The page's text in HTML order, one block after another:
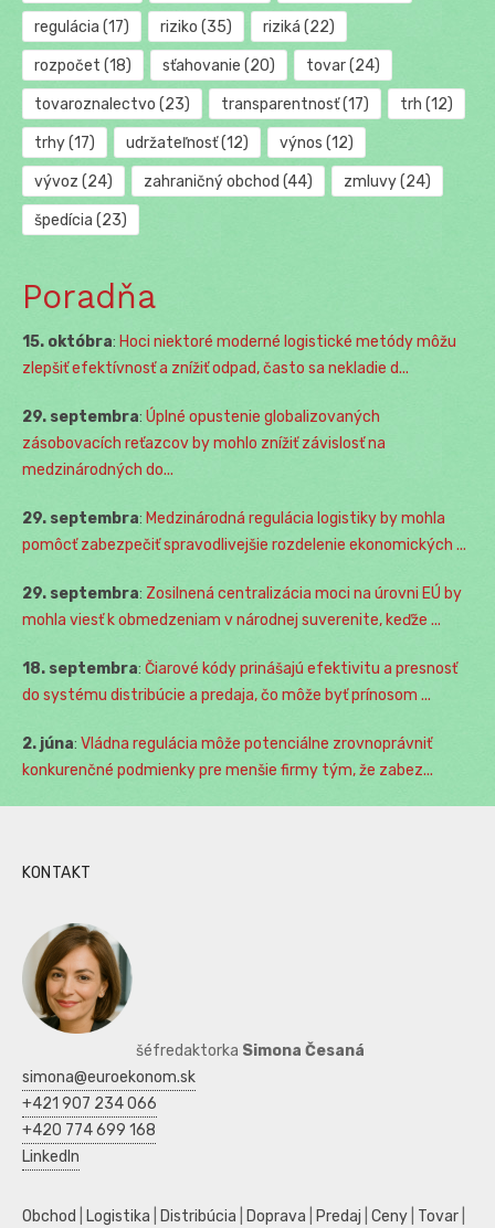
regulácia (17) riziko (35) riziká (22)
rozpočet (18) sťahovanie (20) tovar(24)
tovaroznalectvo (23) transparentnosť(17) trh (12)
trhy(17) udržateľnosť(12) výnos (12)
vývoz (24) zahraničný obchod (44) zmluvy(24)
špedícia (23)
Poradňa
15. októbra: Hoci niektoré moderné logistické metódy môžu
zlepšiť efektívnosť a znížiť odpad, často sa nekladie d...
29. septembra: Úplné opustenie globalizovaných
zásobovacích reťazcov by mohlo znížiť závislosť na
medzinárodných do...
29. septembra: Medzinárodná regulácia logistiky by mohla
pomôcť zabezpečiť spravodlivejšie rozdelenie ekonomických ...
29. septembra: Zosilnená centralizácia moci na úrovni EÚ by
mohla viesť k obmedzeniam v národnej suverenite, keďže ...
18. septembra: Čiarové kódy prinášajú efektivitu a presnosť
do systému distribúcie a predaja, čo môže byť prínosom ...
2. júna: Vládna regulácia môže potenciálne zrovnoprávniť
konkurenčné podmienky pre menšie firmy tým, že zabez...
KONTAKT
šéfredaktorka Simona Česaná
simona@euroekonom.sk
+421 907 234 066
+420 774 699 168
LinkedIn
Obchod Logistika Distribúcia Doprava Predaj Ceny Tovar